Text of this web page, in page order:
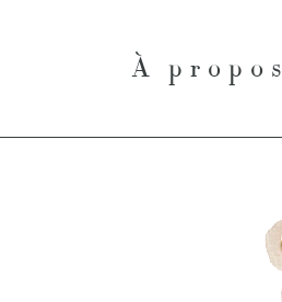
À propos